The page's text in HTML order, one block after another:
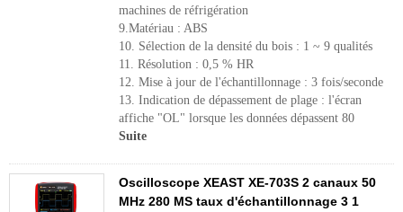
machines de réfrigération
9.Matériau : ABS
10. Sélection de la densité du bois : 1 ~ 9 qualités
11. Résolution : 0,5 % HR
12. Mise à jour de l'échantillonnage : 3 fois/seconde
13. Indication de dépassement de plage : l'écran
affiche "OL" lorsque les données dépassent 80
Suite
Oscilloscope XEAST XE-703S 2 canaux 50
MHz 280 MS taux d'échantillonnage 3 1